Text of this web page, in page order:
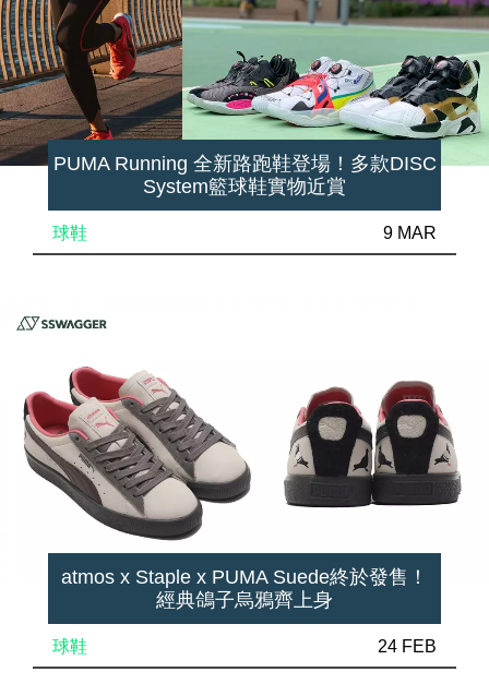
PUMA Running 全新路跑鞋登場！多款DISC
System籃球鞋實物近賞
球鞋 9 MAR
atmos x Staple x PUMA Suede終於發售！
經典鴿子烏鴉齊上身
球鞋 24 FEB